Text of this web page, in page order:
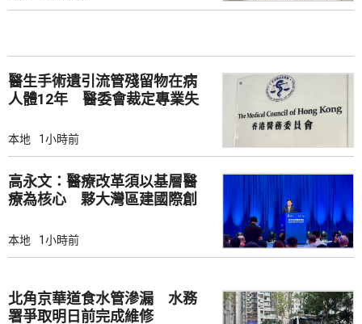
醫生手術遺引流管殘留物在病
人體12年 醫委會裁定專業失
本地 1小時前
高永文：醫療改革須以基層醫
療為核心 夥大灣區建國際創
本地 1小時前
北角京華道食水管滲漏 水務
署爭取明日前完成維修